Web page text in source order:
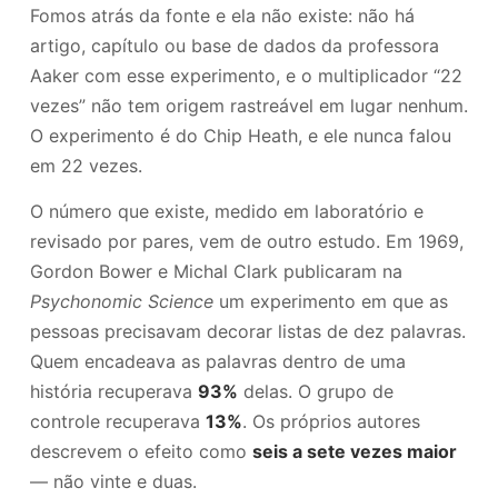
Fomos atrás da fonte e ela não existe: não há
artigo, capítulo ou base de dados da professora
Aaker com esse experimento, e o multiplicador “22
vezes” não tem origem rastreável em lugar nenhum.
O experimento é do Chip Heath, e ele nunca falou
em 22 vezes.
O número que existe, medido em laboratório e
revisado por pares, vem de outro estudo. Em 1969,
Gordon Bower e Michal Clark publicaram na
Psychonomic Scienceum experimento em que as
pessoas precisavam decorar listas de dez palavras.
Quem encadeava as palavras dentro de uma
história recuperava 93% delas. O grupo de
controle recuperava 13%. Os próprios autores
descrevem o efeito como seis a sete vezes maior
— não vinte e duas.